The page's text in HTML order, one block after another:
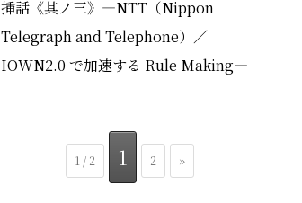
挿話《其ノ三》―NTT（Nippon
Telegraph and Telephone）／
IOWN2.0 で加速する Rule Making―
1 / 2 1 2 »